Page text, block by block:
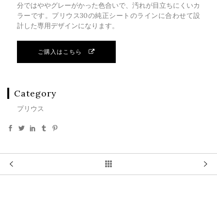
分ではややグレーがかった色合いで、汚れが目立ちにくいカ
ラーです。プリウス30の純正シートのラインに合わせて設
計した専用デザインになります。
ご購入はこちら
Category
プリウス